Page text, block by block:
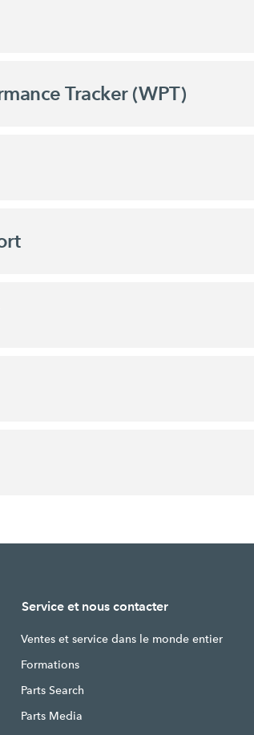
Tracker (WPT)
Service et nous contacter
Ventes et service dans le monde entier
Formations
Parts Search
Parts Media